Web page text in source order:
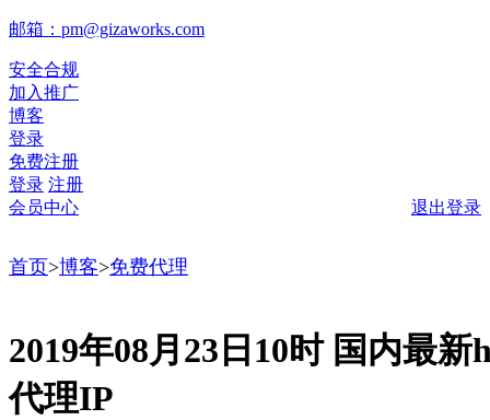
邮箱：pm@gizaworks.com
安全合规
加入推广
博客
登录
免费注册
登录 注册
会员中心
退出登录
首页>博客>免费代理
2019年08月23日10时 国内最
代理IP